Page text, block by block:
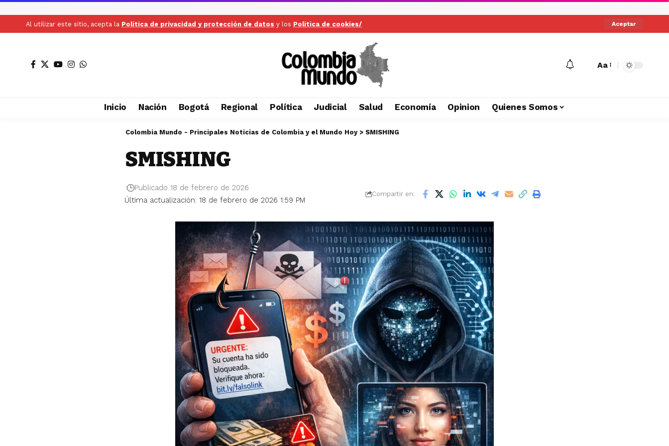
Al utilizar este sitio, acepta la Politica de privacidad y protección de datos y los Politica de cookies/ Aceptar
Aa
Inicio Nación Bogotá Regional Política Judicial Salud Economía Opinion Quienes Somos
Colombia Mundo - Principales Noticias de Colombia y el Mundo Hoy> SMISHING
SMISHING
Última actualización: 18 de febrero de 2026 1:59 PM
Publicado 18 de febrero de 2026
Compartir en: